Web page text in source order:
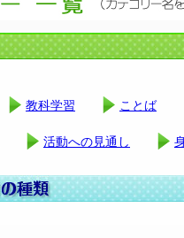
教科学習 ことば
活動への見通し